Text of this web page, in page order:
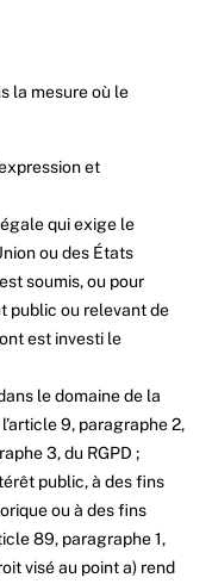
la mesure où le
et
qui exige le
ou des États
soumis, ou pour
public ou relevant de
est investi le
le domaine de la
9, paragraphe 2,
3, du RGPD ;
public, à des fins
ou à des fins
89, paragraphe 1,
visé au point a) rend